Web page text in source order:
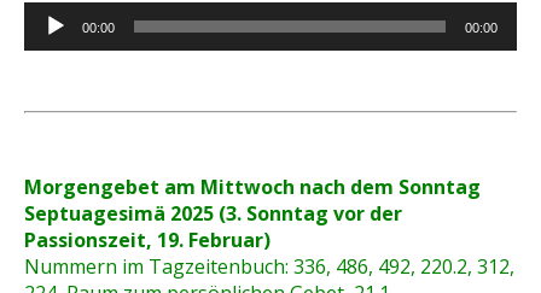
Audio-
Player
00:00 00:00
Morgengebet am Mittwoch nach dem Sonntag
Septuagesimä 2025 (3. Sonntag vor der
Passionszeit, 19. Februar)
Nummern im Tagzeitenbuch: 336, 486, 492, 220.2, 312,